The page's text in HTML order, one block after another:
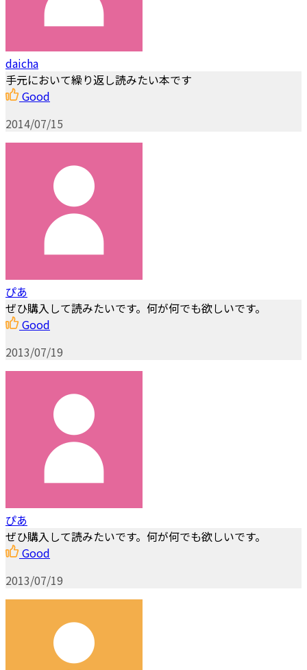
daicha
手元において繰り返し読みたい本です
Good
2014/07/15
ぴあ
ぜひ購入して読みたいです。何が何でも欲しいです。
Good
2013/07/19
ぴあ
ぜひ購入して読みたいです。何が何でも欲しいです。
Good
2013/07/19